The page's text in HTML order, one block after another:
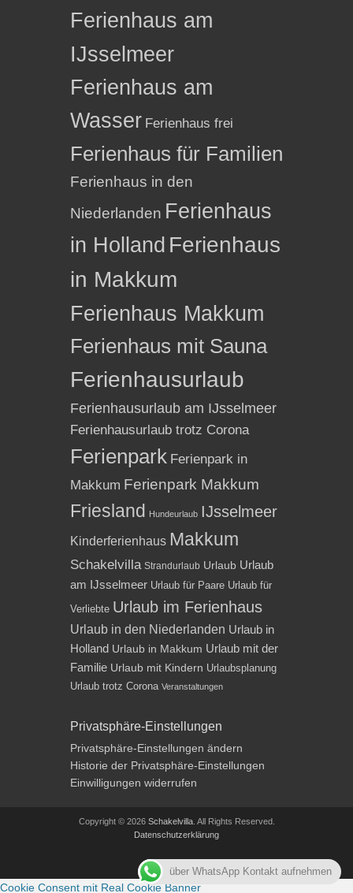
Ferienhaus am
IJsselmeer
Ferienhaus am
Wasser Ferienhaus frei
Ferienhaus für Familien
Ferienhaus in den
Niederlanden Ferienhaus
in Holland Ferienhaus
in Makkum
Ferienhaus Makkum
Ferienhaus mit Sauna
Ferienhausurlaub
Ferienhausurlaub am IJsselmeer
Ferienhausurlaub trotz Corona
Ferienpark Ferienpark in
Makkum Ferienpark Makkum
Friesland Hundeurlaub IJsselmeer
Kinderferienhaus Makkum
Schakelvilla Strandurlaub Urlaub Urlaub
am IJsselmeer Urlaub für Paare Urlaub für
Verliebte Urlaub im Ferienhaus
Urlaub in den Niederlanden Urlaub in
Holland Urlaub in Makkum Urlaub mit der
Familie Urlaub mit Kindern Urlaubsplanung
Urlaub trotz Corona Veranstaltungen
Privatsphäre-Einstellungen
Privatsphäre-Einstellungen ändern
Historie der Privatsphäre-Einstellungen
Einwilligungen widerrufen
Copyright © 2026 Schakelvilla. All Rights Reserved.
Datenschutzerklärung
Impressum
über WhatsApp Kontakt aufnehmen
Cookie Consent mit Real Cookie Banner